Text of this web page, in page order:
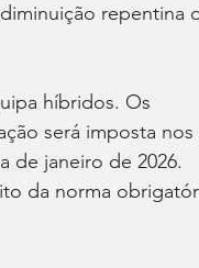
repentina
híbridos. Os
será imposta nos
de janeiro de 2026.
da norma